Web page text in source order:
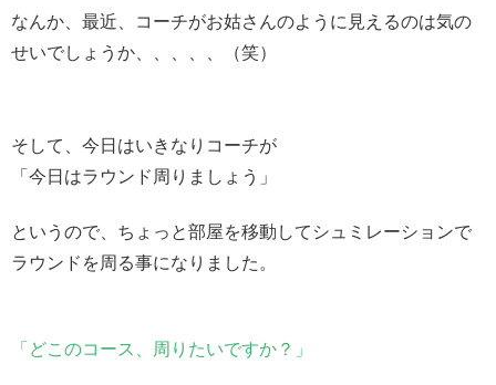
なんか、最近、コーチがお姑さんのように見えるのは気の
せいでしょうか、、、、、（笑）
そして、今日はいきなりコーチが
「今日はラウンド周りましょう」
というので、ちょっと部屋を移動してシュミレーションで
ラウンドを周る事になりました。
「どこのコース、周りたいですか？」